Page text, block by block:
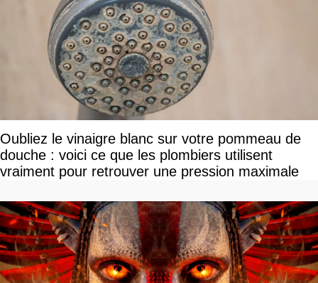
Oubliez le vinaigre blanc sur votre pommeau de
douche : voici ce que les plombiers utilisent
vraiment pour retrouver une pression maximale